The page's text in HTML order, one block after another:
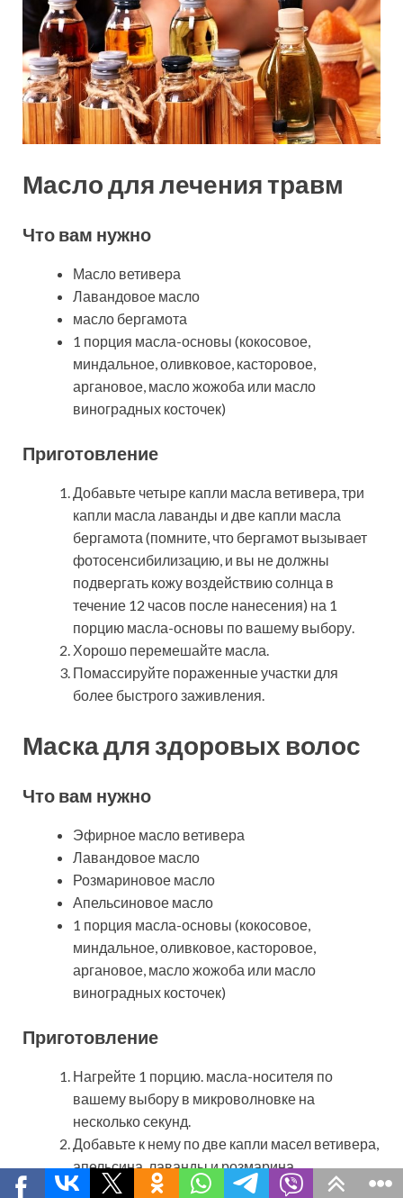
Масло для лечения травм
Что вам нужно
Масло ветивера
Лавандовое масло
масло бергамота
1 порция масла-основы (кокосовое,
миндальное, оливковое, касторовое,
аргановое, масло жожоба или масло
виноградных косточек)
Приготовление
Добавьте четыре капли масла ветивера, три
капли масла лаванды и две капли масла
бергамота (помните, что бергамот вызывает
фотосенсибилизацию, и вы не должны
подвергать кожу воздействию солнца в
течение 12 часов после нанесения) на 1
порцию масла-основы по вашему выбору.
Хорошо перемешайте масла.
Помассируйте пораженные участки для
более быстрого заживления.
Маска для здоровых волос
Что вам нужно
Эфирное масло ветивера
Лавандовое масло
Розмариновое масло
Апельсиновое масло
1 порция масла-основы (кокосовое,
миндальное, оливковое, касторовое,
аргановое, масло жожоба или масло
виноградных косточек)
Приготовление
Нагрейте 1 порцию. масла-носителя по
вашему выбору в микроволновке на
несколько секунд.
Добавьте к нему по две капли масел ветивера,
апельсина, лаванды и розмарина.
Хорошо смешайте эти масла и постепенно